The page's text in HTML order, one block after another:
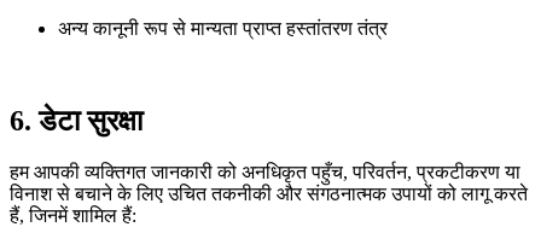
अन्य कानूनी रूप से मान्यता प्राप्त हस्तांतरण तंत्र
6. डेटा सुरक्षा
हम आपकी व्यक्तिगत जानकारी को अनधिकृत पहुँच, परिवर्तन, प्रकटीकरण या
विनाश से बचाने के लिए उचित तकनीकी और संगठनात्मक उपायों को लागू करते
हैं, जिनमें शामिल हैं: